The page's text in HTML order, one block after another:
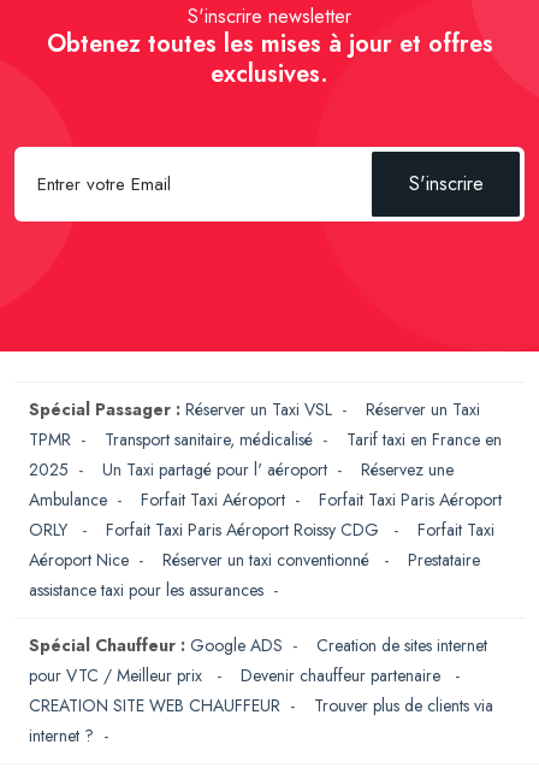
S'inscrire newsletter
Obtenez toutes les mises à jour et offres
exclusives.
S'inscrire
Spécial Passager : Réserver un Taxi VSL - Réserver un Taxi
TPMR - Transport sanitaire, médicalisé - Tarif taxi en France en
2025 - Un Taxi partagé pour l' aéroport - Réservez une
Ambulance - Forfait Taxi Aéroport - Forfait Taxi Paris Aéroport
ORLY
- Forfait Taxi Paris Aéroport Roissy CDG - Forfait Taxi
Aéroport Nice - Réserver un taxi conventionné - Prestataire
assistance taxi pour les assurances -
Spécial Chauffeur : Google ADS - Creation de sites internet
pour VTC / Meilleur prix
- Devenir chauffeur partenaire
-
CREATION SITE WEB CHAUFFEUR - Trouver plus de clients via
internet ? -